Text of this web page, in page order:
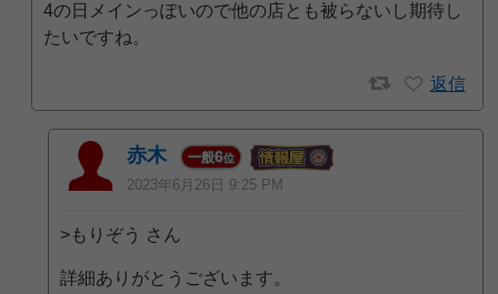
4の日メインっぽいので他の店とも被らないし期待し
たいですね。
返信
赤木 一般6位
2023年6月26日 9:25 PM
>もりぞう さん
詳細ありがとうございます。